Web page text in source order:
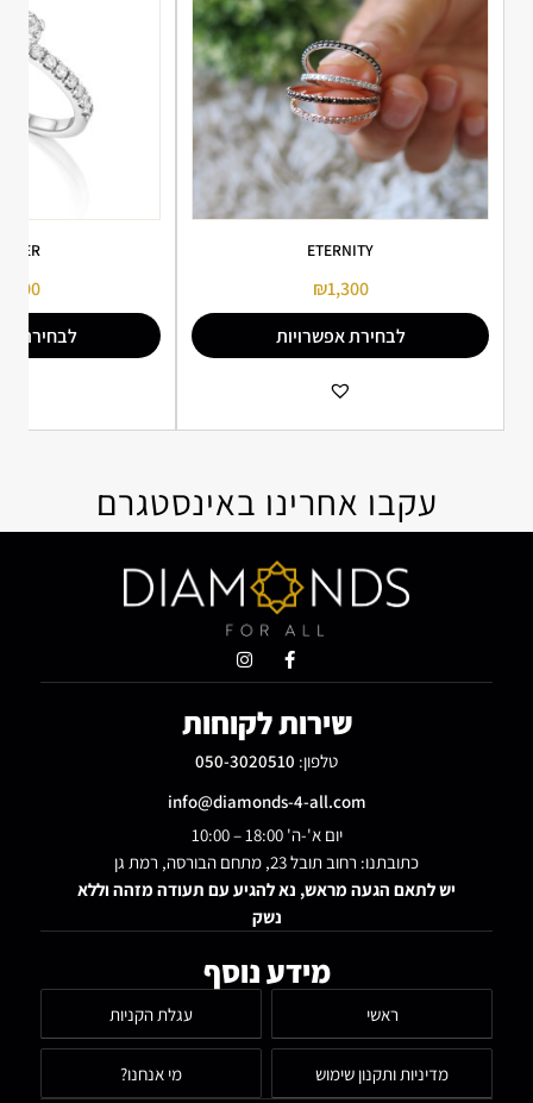
ETERNITY
₪1,300
לבחירת אפשרויות
הוספה למועדפים
לבחירת
עקבו אחרינו באינסטגרם
שירות לקוחות
טלפון: 050-3020510
info@diamonds-4-all.com
יום א'-ה' 18:00 – 10:00
כתובתנו: רחוב תובל 23, מתחם הבורסה, רמת גן
יש לתאם הגעה מראש, נא להגיע עם תעודה מזהה וללא
נשק
מידע נוסף
ראשי עגלת הקניות
מדיניות ותקנון שימוש מי אנחנו?